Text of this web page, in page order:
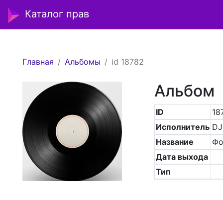
Каталог прав
Главная Альбомы id 18782
Альбом
ID
Исполнитель
Название
Дата выхода
Тип